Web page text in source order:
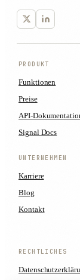
PRODUKT
Funktionen
Preise
API-
Signal Docs
UNTERNEHMEN
Karriere
Blog
Kontakt
RECHTLICHES